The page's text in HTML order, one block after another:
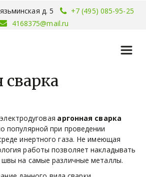
д. 5
+7 (495) 085-95-25
4168375@mail.ru
сварка
аргонная сварка
популярной при проведении
инертного газа. Не имеющая
работы позволяет накладывать
на самые различные металлы.